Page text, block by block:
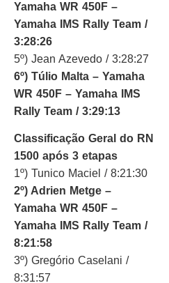
Yamaha WR 450F –
Yamaha IMS Rally Team /
3:28:26
5º) Jean Azevedo / 3:28:27
6º) Túlio Malta – Yamaha
WR 450F – Yamaha IMS
Rally Team / 3:29:13
Classificação Geral do RN
1500 após 3 etapas
1º) Tunico Maciel / 8:21:30
2º) Adrien Metge –
Yamaha WR 450F –
Yamaha IMS Rally Team /
8:21:58
3º) Gregório Caselani /
8:31:57